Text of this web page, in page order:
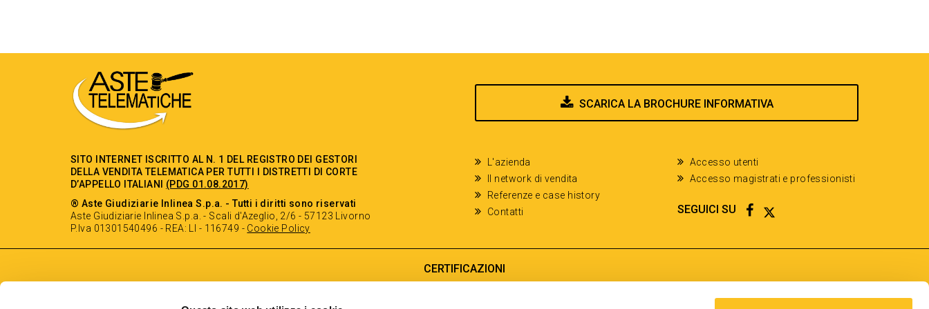
SCARICA LA BROCHURE INFORMATIVA
SITO INTERNET ISCRITTO AL N. 1 DEL REGISTRO DEI GESTORI
DELLA VENDITA TELEMATICA PER TUTTI I DISTRETTI DI CORTE
D’APPELLO ITALIANI (PDG 01.08.2017)
® Aste Giudiziarie Inlinea S.p.a. - Tutti i diritti sono riservati
Aste Giudiziarie Inlinea S.p.a. - Scali d'Azeglio, 2/6 - 57123 Livorno
P.Iva 01301540496 - REA: LI - 116749 - Cookie Policy
L'azienda
Il network di vendita
Referenze e case history
Contatti
Accesso utenti
Accesso magistrati e professionisti
SEGUICI SU FACEBOOK
TWITTER
CERTIFICAZIONI